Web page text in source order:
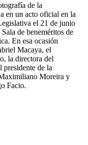
de la
en un acto oficial en la
el 21 de junio
de beneméritos de
En esa ocasión
Macaya, el
la directora del
presidente de la
Moreira y
Facio.